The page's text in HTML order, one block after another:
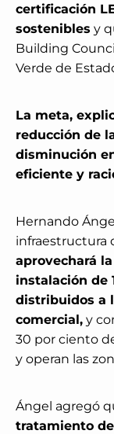
certificación
sostenibles y
Building
Verde de
La meta,
reducción de
disminución
eficiente y
Hernando
infraestructura
aprovechará
instalación de
distribuidos a
comercial, y
30 por ciento
y operan las
Ángel agregó
tratamiento